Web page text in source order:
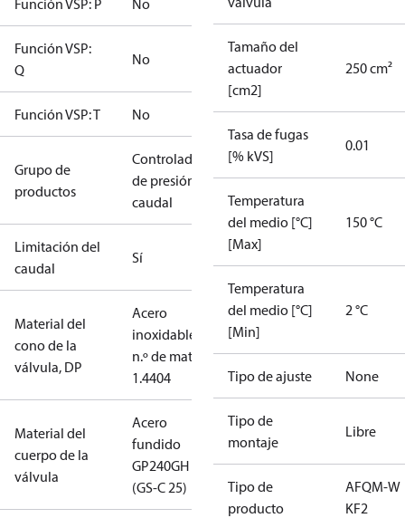
Función VSP: P No
Función VSP:
Q
No
Función VSP: T No
Grupo de
productos
Controladores
de presión y
caudal
Limitación del
caudal
Sí
Material del
cono de la
válvula, DP
Acero
inoxidable,
n.º de mat.
1.4404
Material del
cuerpo de la
válvula
Acero
fundido
GP240GH
(GS-C 25)
Tamaño del
actuador
[cm2]
250 cm²
Tasa de fugas
[% kVS]
0.01
Temperatura
del medio [°C]
[Max]
150 °C
Temperatura
del medio [°C]
[Min]
2 °C
Tipo de ajuste None
Tipo de
montaje
Libre
Tipo de
producto
AFQM-W
KF2